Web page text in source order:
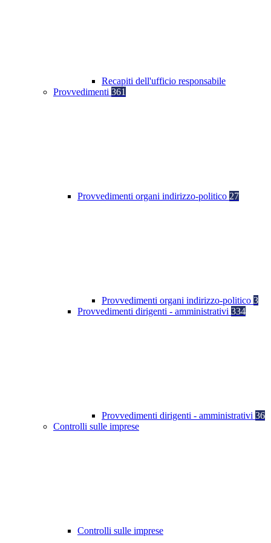
Recapiti dell'ufficio responsabile
Provvedimenti 361
Provvedimenti organi indirizzo-politico 27
Provvedimenti organi indirizzo-politico 3
Provvedimenti dirigenti - amministrativi 334
Provvedimenti dirigenti - amministrativi 36
Controlli sulle imprese
Controlli sulle imprese